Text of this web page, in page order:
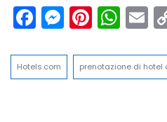
Facebook
Hotels.com prenotazione di hotel